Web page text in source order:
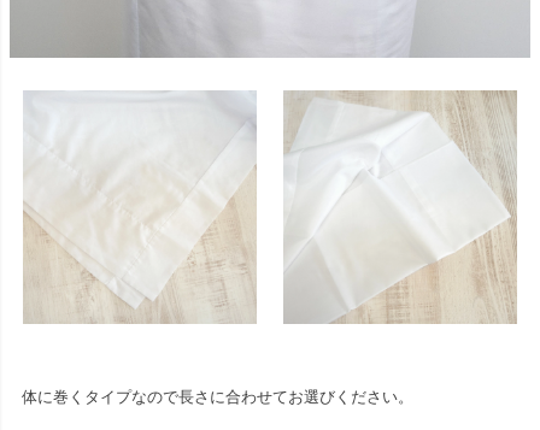
体に巻くタイプなので長さに合わせてお選びください。